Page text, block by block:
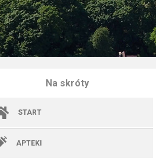
Na skróty
START
APTEKI